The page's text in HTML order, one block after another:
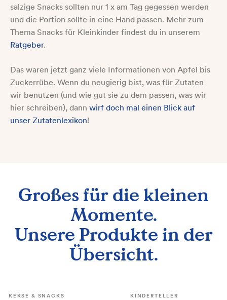
salzige Snacks sollten nur 1 x am Tag gegessen werden
und die Portion sollte in eine Hand passen. Mehr zum
Thema Snacks für Kleinkinder findest du in unserem
Ratgeber.
Das waren jetzt ganz viele Informationen von Apfel bis
Zuckerrübe. Wenn du neugierig bist, was für Zutaten
wir benutzen (und wie gut sie zu dem passen, was wir
hier schreiben), dann wirf doch mal einen Blick auf
unser Zutatenlexikon!
Großes für die kleinen
Momente.
Unsere Produkte in der
Übersicht.
KEKSE & SNACKS KINDERTELLER